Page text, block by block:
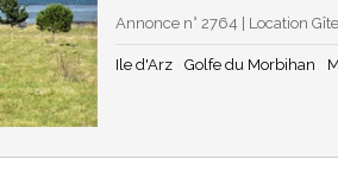
Annonce n° 2764 | Location Gîte
Ile d'Arz Golfe du Morbihan